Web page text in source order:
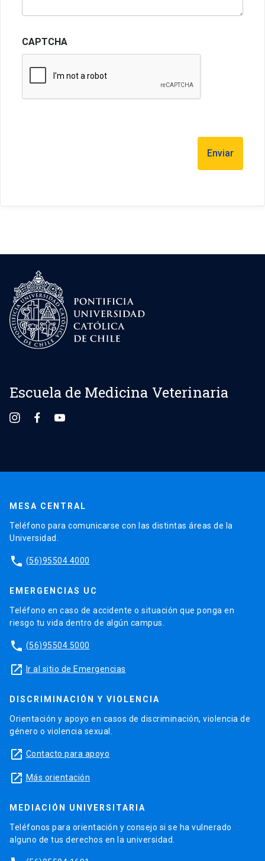
CAPTCHA
Escuela de Medicina Veterinaria
MESA CENTRAL
Teléfono para comunicarse con las distintas áreas de la
Universidad.
phone (56)95504 4000
EMERGENCIAS UC
Teléfono en caso de accidente o situación que ponga en
riesgo tu vida dentro de algún campus.
phone (56)95504 5000
launch Ir al sitio de Emergencias
DISCRIMINACIÓN Y VIOLENCIA
Orientación y apoyo en casos de discriminación, violencia de
género o violencia sexual.
launch Contacto para apoyo
launch Más orientación
MEDIACIÓN UNIVERSITARIA
Teléfonos para orientación y consejo si se ha vulnerado
alguno de tus derechos en la universidad.